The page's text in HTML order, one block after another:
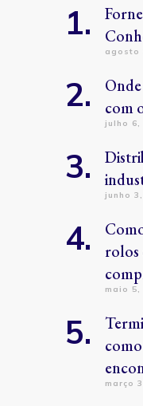
agosto
com
julho 6,
junho
rolos
maio 5,
março